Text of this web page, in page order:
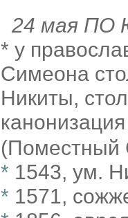
24 мая
* у
Симеона
Никиты,
* 1543, ум.
* 1571,